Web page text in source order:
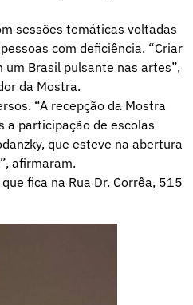
sessões temáticas voltadas
com deficiência. “Criar
Brasil pulsante nas artes”,
da Mostra.
“A recepção da Mostra
a participação de escolas
que esteve na abertura
”, afirmaram.
fica na Rua Dr. Corrêa, 515